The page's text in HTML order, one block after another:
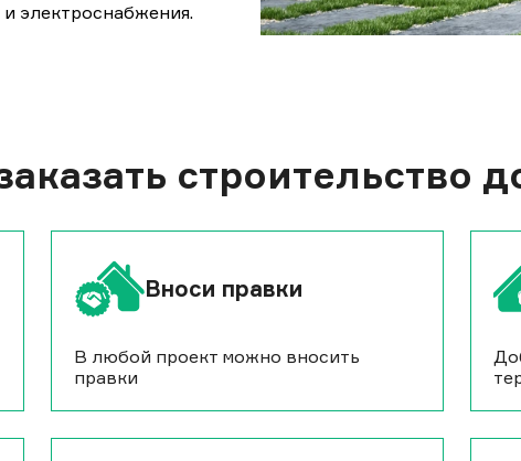
электроснабжения.
строительство
Вноси правки
В любой проект можно вносить
правки